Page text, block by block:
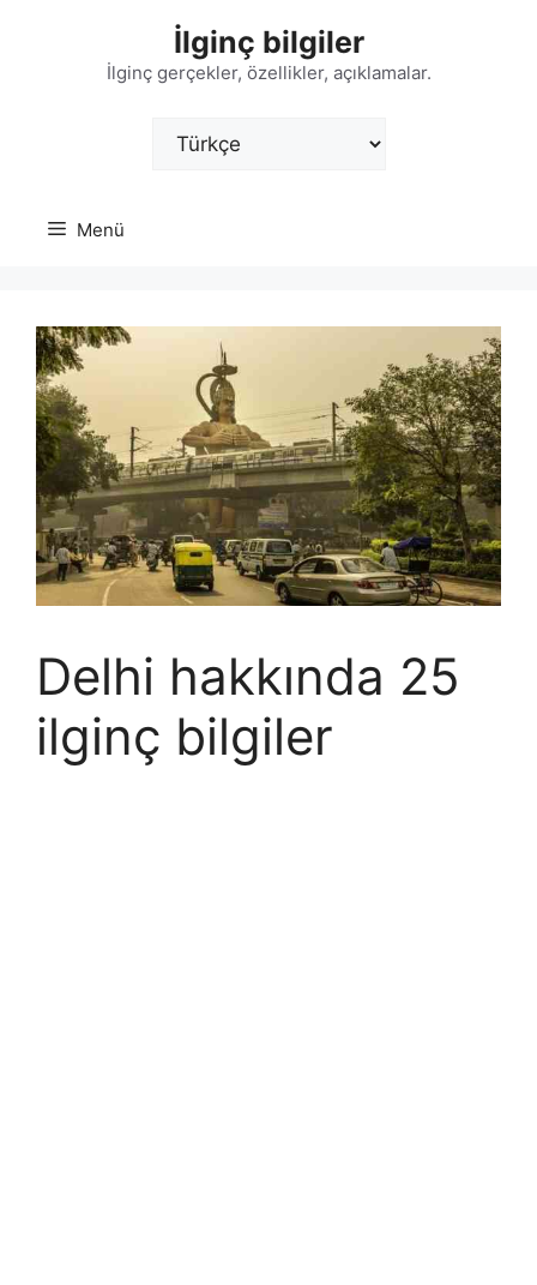
İlginç bilgiler
İlginç gerçekler, özellikler, açıklamalar.
Menü
Delhi hakkında 25
ilginç bilgiler